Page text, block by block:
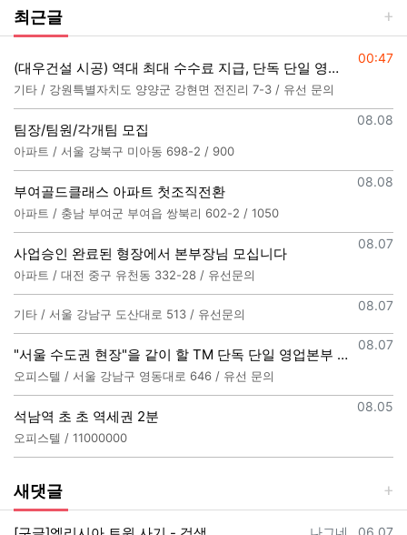
최근글
등록일
00:47
(대우건설 시공) 역대 최대 수수료 지급, 단독 단일 영업본부 선착순 모집
기타 / 강원특별자치도 양양군 강현면 전진리 7-3 / 유선 문의
등록일
08.08
팀장/팀원/각개팀 모집
아파트 / 서울 강북구 미아동 698-2 / 900
등록일
08.08
부여골드클래스 아파트 첫조직전환
아파트 / 충남 부여군 부여읍 쌍북리 602-2 / 1050
등록일
08.07
사업승인 완료된 형장에서 본부장님 모십니다
아파트 / 대전 중구 유천동 332-28 / 유선문의
등록일
08.07
기타 / 서울 강남구 도산대로 513 / 유선문의
등록일
08.07
"서울 수도권 현장"을 같이 할 TM 단독 단일 영업본부 팀 선착순 모집
오피스텔 / 서울 강남구 영동대로 646 / 유선 문의
등록일
08.05
석남역 초 초 역세권 2분
오피스텔 / 11000000
새댓글
등록자 등록일